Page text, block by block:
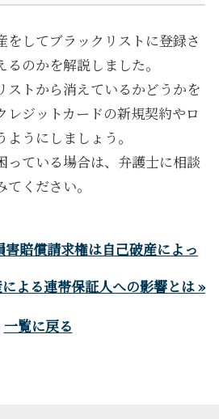
をしてブラックリストに登録さ
のかを解説しました。
ストから消えているかどうかを
レジットカードの新規契約やロ
うにしましょう。
っている場合は、弁護士に相談
ください。
賠償請求権は自己破産によっ
よる連帯保証人への影響とは »
一覧に戻る